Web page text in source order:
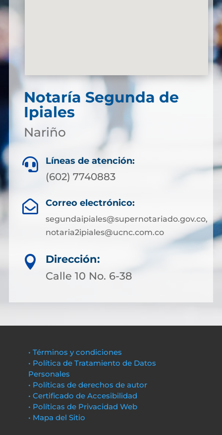
Notaría Segunda de
Ipiales
Nariño
 Líneas de atención:
(602) 7740883
 Correo electrónico:
segundaipiales@supernotariado.gov.co,
notaria2ipiales@ucnc.com.co

Dirección:
Calle 10 No. 6-38
• Términos y condiciones
• Política de Tratamiento de Datos
Personales
• Políticas de derechos de autor
• Certificado de Accesibilidad
• Políticas de Privacidad Web
• Mapa del Sitio